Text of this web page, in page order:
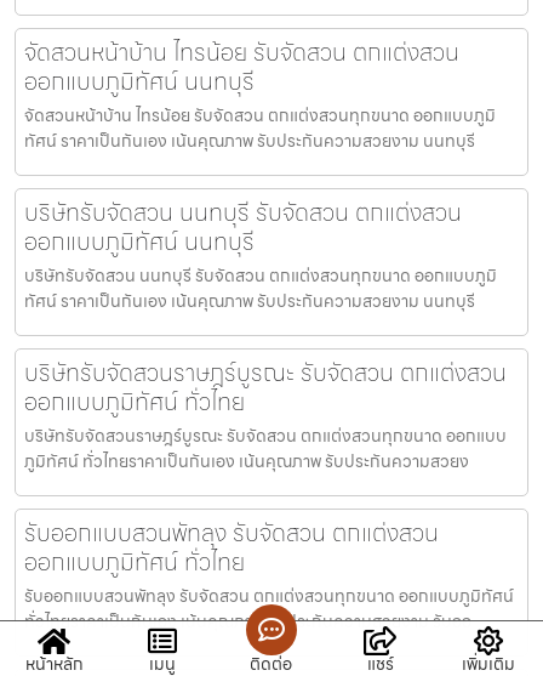
จัดสวนหน้าบ้าน ไทรน้อย รับจัดสวน ตกแต่งสวน
ออกแบบภูมิทัศน์ นนทบุรี
จัดสวนหน้าบ้าน ไทรน้อย รับจัดสวน ตกแต่งสวนทุกขนาด ออกแบบภูมิ
ทัศน์ ราคาเป็นกันเอง เน้นคุณภาพ รับประกันความสวยงาม นนทบุรี
บริษัทรับจัดสวน นนทบุรี รับจัดสวน ตกแต่งสวน
ออกแบบภูมิทัศน์ นนทบุรี
บริษัทรับจัดสวน นนทบุรี รับจัดสวน ตกแต่งสวนทุกขนาด ออกแบบภูมิ
ทัศน์ ราคาเป็นกันเอง เน้นคุณภาพ รับประกันความสวยงาม นนทบุรี
บริษัทรับจัดสวนราษฎร์บูรณะ รับจัดสวน ตกแต่งสวน
ออกแบบภูมิทัศน์ ทั่วไทย
บริษัทรับจัดสวนราษฎร์บูรณะ รับจัดสวน ตกแต่งสวนทุกขนาด ออกแบบ
ภูมิทัศน์ ทั่วไทยราคาเป็นกันเอง เน้นคุณภาพ รับประกันความสวยง
รับออกแบบสวนพัทลุง รับจัดสวน ตกแต่งสวน
ออกแบบภูมิทัศน์ ทั่วไทย
รับออกแบบสวนพัทลุง รับจัดสวน ตกแต่งสวนทุกขนาด ออกแบบภูมิทัศน์
ทั่วไทยราคาเป็นกันเอง เน้นคุณภาพ รับประกันความสวยงาม รับออ
หน้าหลัก เมนู ติดต่อ แชร์ เพิ่มเติม